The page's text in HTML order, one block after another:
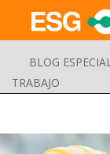
BLOG
TRABAJO